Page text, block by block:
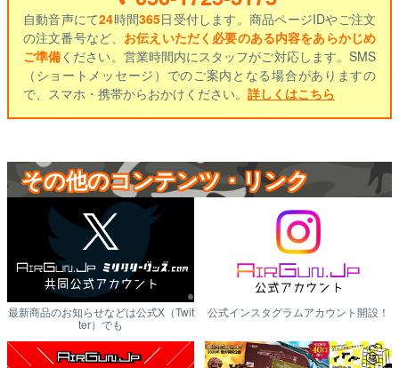
自動音声にて24時間365日受付します。商品ページIDやご注文
の注文番号など、 お伝えいただく必要のある内容をあらかじめ
ご準備ください。営業時間内にスタッフがご対応します。SMS
（ショートメッセージ）でのご案内となる場合がありますの
で、スマホ・携帯からおかけください。 詳しくはこちら
その他のコンテンツ・リンク
最新商品のお知らせなどは公式X（Twit
ter）でも
公式インスタグラムアカウント開設！